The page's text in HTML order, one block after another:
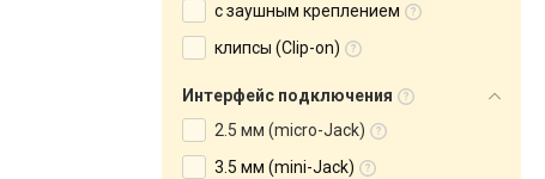
с заушным креплением
клипсы (Clip-on)
Интерфейс подключения
2.5 мм (micro-Jack)
3.5 мм (mini-Jack)